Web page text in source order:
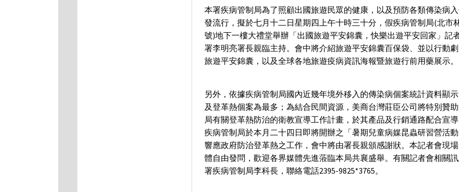
本署疾病管制局為了照顧出國旅遊民眾的健康，以及預防各類傳染病
發流行，擬於七月十二日星期四上午十時三十分，假疾病管制局(北市
號)地下一樓大禮堂舉辦「出國旅遊平安錦囊，快樂出遊平安回家」記
署李明亮署長親臨主持。會中將介紹旅遊平安錦囊百保袋、並以行動
旅遊平安錦囊，以及全球各地旅遊疫病資訊海報暨旅遊行前用藥展示。
另外，依據疾病管制局國內近幾年境外移入的傳染病個案統計資料顯
及登革熱個案為最多；為結合民間資源，美商台灣莊臣公司將特別贊
局有關登革熱防治的衛教宣導工作計畫，於其產品及行銷通路配合宣
疾病管制局於本月二十四日即將開辦之「暑期兒童病媒昆蟲研習營活
響應政府防治登革熱之工作，會中將由署長親頒感謝狀。本記者會現
體自由發問，歡迎各界媒體先進蒞臨本局共襄盛舉。有關記者會相關
署疾病管制局李科長，聯絡電話2395-9825*3765。